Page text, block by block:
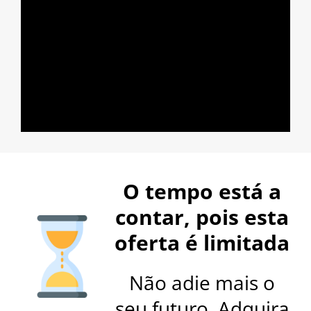
O tempo está a
contar, pois esta
oferta é limitada
Não adie mais o